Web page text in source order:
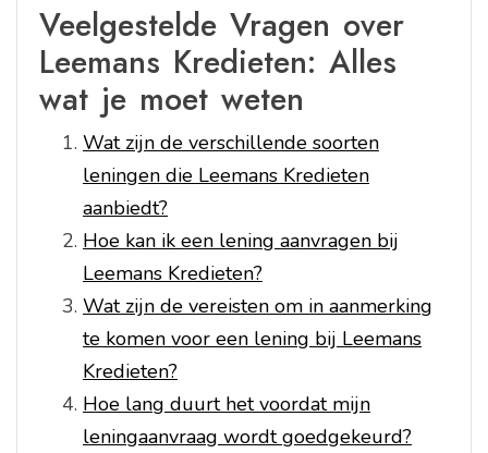
Veelgestelde Vragen over
Leemans Kredieten: Alles
wat je moet weten
Wat zijn de verschillende soorten
leningen die Leemans Kredieten
aanbiedt?
Hoe kan ik een lening aanvragen bij
Leemans Kredieten?
Wat zijn de vereisten om in aanmerking
te komen voor een lening bij Leemans
Kredieten?
Hoe lang duurt het voordat mijn
leningaanvraag wordt goedgekeurd?